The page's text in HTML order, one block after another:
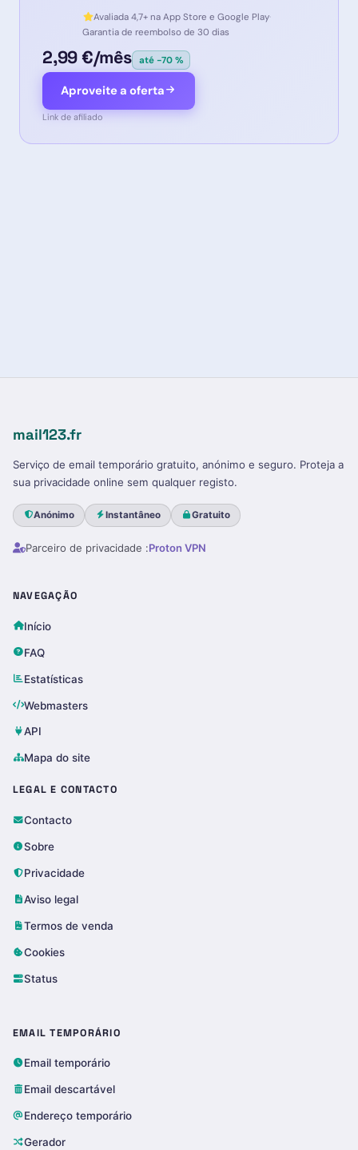
Avaliada 4,7+ na App Store e Google Play·
Garantia de reembolso de 30 dias
2,99 €/mês até -70 %
Aproveite a oferta
Link de afiliado
mail123.fr
Serviço de email temporário gratuito, anónimo e seguro. Proteja a
sua privacidade online sem qualquer registo.
Anónimo Instantâneo Gratuito
Parceiro de privacidade :Proton VPN
NAVEGAÇÃO
Início
FAQ
Estatísticas
Webmasters
API
Mapa do site
LEGAL E CONTACTO
Contacto
Sobre
Privacidade
Aviso legal
Termos de venda
Cookies
Status
EMAIL TEMPORÁRIO
Email temporário
Email descartável
Endereço temporário
Gerador